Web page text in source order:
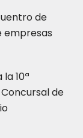
de
empresas
10ª
de